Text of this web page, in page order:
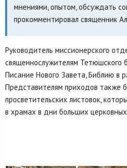
мнениями, опытом, обсуждать
прокомментировал священник
Руководитель миссионерского
священнослужителям Тетюшского
Писание Нового Завета, Библию в
Представителям приходов также
просветительских листовок,
в храмах в дни больших